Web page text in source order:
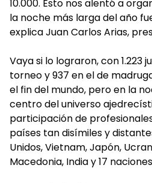
10.000. Esto nos alentó a
la noche más larga del año
explica Juan Carlos Arias,
Vaya si lo lograron, con 1.223
torneo y 937 en el de
el fin del mundo, pero en la
centro del universo
participación de
países tan disímiles y
Unidos, Vietnam, Japón,
Macedonia, India y 17